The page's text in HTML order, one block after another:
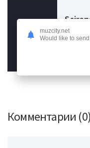
Комментарии (0)
muzcity.net
Would like to